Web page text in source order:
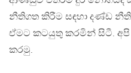
නීතිගත කිරීම සඳහා දණ්ඩ නීති
ඒමට කටයුතු කරමින් සිටී.
කරමු.